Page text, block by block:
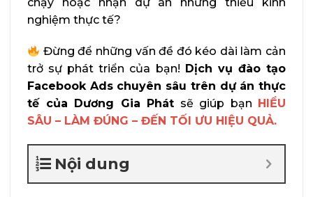
nghiệm thực tế?
Đừng để những vấn đề đó kéo dài làm cản
trở sự phát triển của bạn! Dịch vụ đào tạo
Facebook Ads chuyên sâu trên dự án thực
tế của Dương Gia Phát sẽ giúp bạn
HIỂU
SÂU – LÀM ĐÚNG – ĐẾN TỐI ƯU HIỆU QUẢ.
Nội dung